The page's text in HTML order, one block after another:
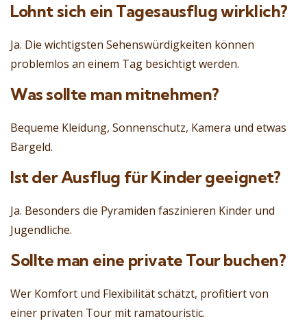
Lohnt sich ein Tagesausflug wirklich?
Ja. Die wichtigsten Sehenswürdigkeiten können
problemlos an einem Tag besichtigt werden.
Was sollte man mitnehmen?
Bequeme Kleidung, Sonnenschutz, Kamera und etwas
Bargeld.
Ist der Ausflug für Kinder geeignet?
Ja. Besonders die Pyramiden faszinieren Kinder und
Jugendliche.
Sollte man eine private Tour buchen?
Wer Komfort und Flexibilität schätzt, profitiert von
einer privaten Tour mit ramatouristic.